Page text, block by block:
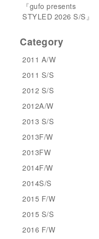
『gufo presents
STYLED 2026 S/S』
Category
2011 A/W
2011 S/S
2012 S/S
2012A/W
2013 S/S
2013F/W
2013FW
2014F/W
2014S/S
2015 F/W
2015 S/S
2016 F/W